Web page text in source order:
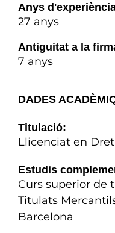
Anys
27 anys
Antiguitat a la
7 anys
DADES
Titulació:
Llicenciat en
Estudis
Curs superior de
Titulats
Barcelona